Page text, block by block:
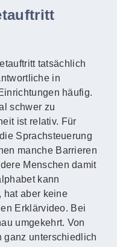
tatsächlich
in
häufig.
schwer zu
ist relativ. Für
Sprachsteuerung
manche Barrieren
Menschen damit
kann
hat aber keine
Erklärvideo. Bei
umgekehrt. Von
ganz unterschiedlich